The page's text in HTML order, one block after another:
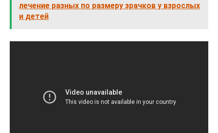
лечение разных по размеру зрачков у взрослых
и детей